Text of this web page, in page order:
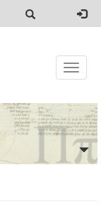
Toggle